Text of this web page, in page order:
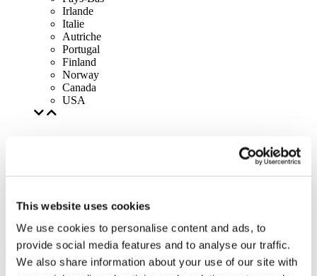
This website uses cookies
We use cookies to personalise content and ads, to
provide social media features and to analyse our traffic.
We also share information about your use of our site with
Irlande
Italie
Autriche
Portugal
Finland
Norway
Canada
USA